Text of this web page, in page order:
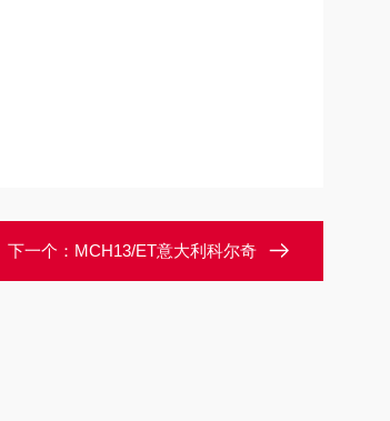
下一个： MCH13/ET意大利科尔奇